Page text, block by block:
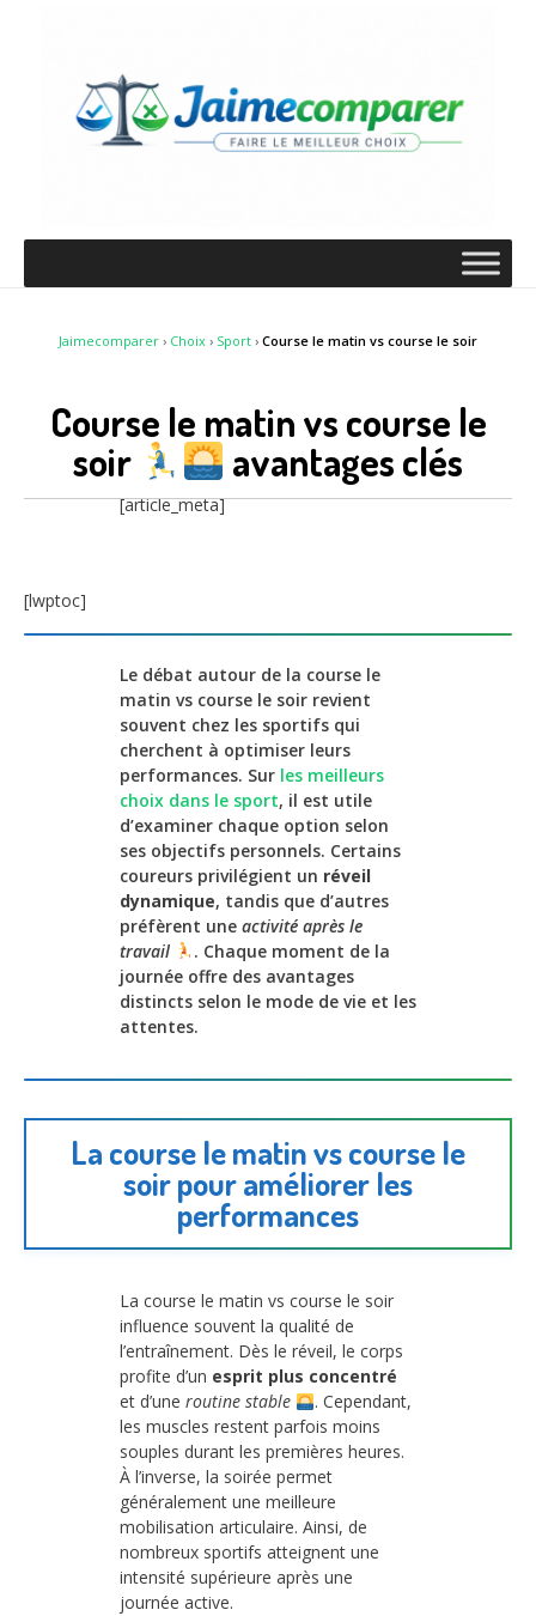
Jaimecomparer › Choix › Sport › Course le matin vs course le soir
Course le matin vs course le
soir
avantages clés
[article_meta]
[lwptoc]
Le débat autour de la course le
matin vs course le soir revient
souvent chez les sportifs qui
cherchent à optimiser leurs
performances. Sur les meilleurs
choix dans le sport, il est utile
d’examiner chaque option selon
ses objectifs personnels. Certains
coureurs privilégient un réveil
dynamique, tandis que d’autres
préfèrent une activité après le
travail
. Chaque moment de la
journée offre des avantages
distincts selon le mode de vie et les
attentes.
La course le matin vs course le
soir pour améliorer les
performances
La course le matin vs course le soir
influence souvent la qualité de
l’entraînement. Dès le réveil, le corps
profite d’un esprit plus concentré
et d’une routine stable
. Cependant,
les muscles restent parfois moins
souples durant les premières heures.
À l’inverse, la soirée permet
généralement une meilleure
mobilisation articulaire. Ainsi, de
nombreux sportifs atteignent une
intensité supérieure après une
journée active.